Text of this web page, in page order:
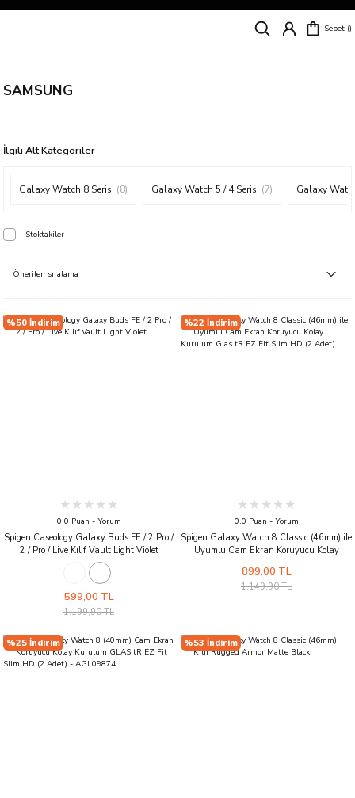
Siparişleriniz
Sepet
SAMSUNG
İlgili Alt Kategoriler
Galaxy Watch 8 Serisi (8) Galaxy Watch 5 / 4 Serisi (7) Galaxy
Stoktakiler
%50 İndirim
0.0 Puan - Yorum
Spigen Caseology Galaxy Buds FE / 2 Pro /
2 / Pro / Live Kılıf Vault Light Violet
599,00 TL
1.199,90 TL
%22 İndirim
0.0 Puan - Yorum
Spigen Galaxy Watch 8 Classic (46mm) ile
Uyumlu Cam Ekran Koruyucu Kolay
899,00 TL
1.149,90 TL
%25 İndirim %53 İndirim